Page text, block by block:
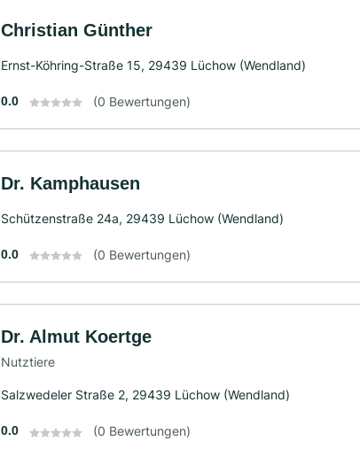
Christian Günther
Ernst-Köhring-Straße 15, 29439 Lüchow (Wendland)
0.0 (0 Bewertungen)
Dr. Kamphausen
Schützenstraße 24a, 29439 Lüchow (Wendland)
0.0 (0 Bewertungen)
Dr. Almut Koertge
Nutztiere
Salzwedeler Straße 2, 29439 Lüchow (Wendland)
0.0 (0 Bewertungen)